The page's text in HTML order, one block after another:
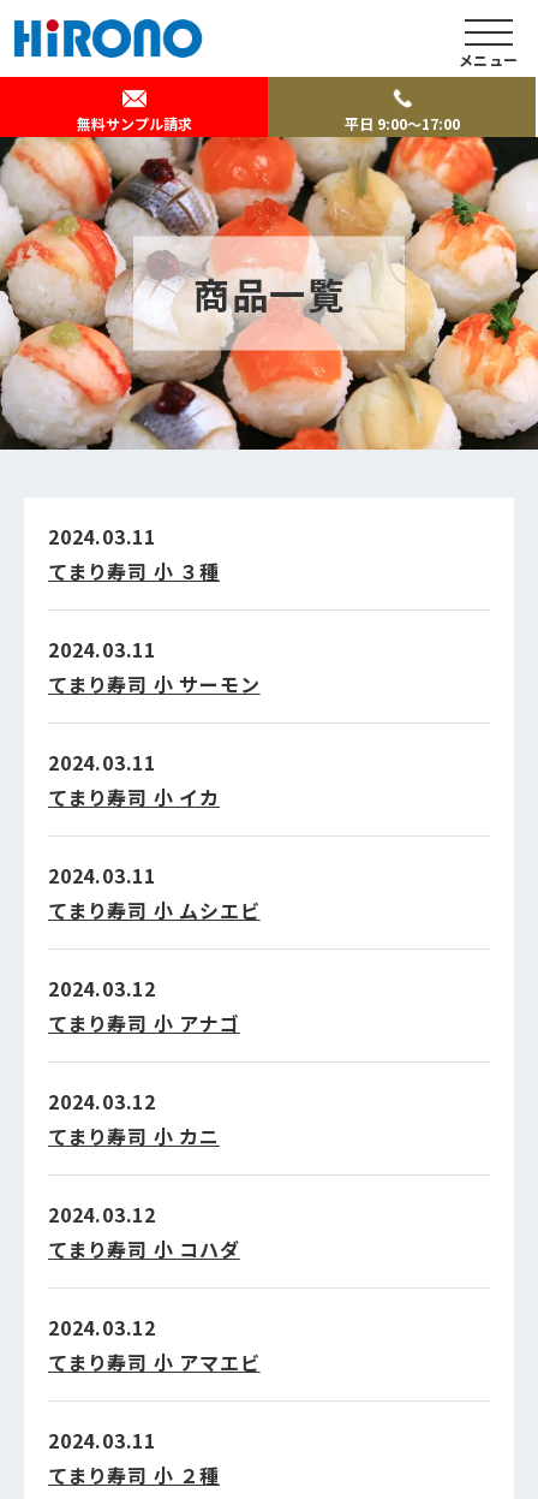
無料サンプル請求 平日 9:00～17:00
メニュー
商品一覧
2024.03.11
てまり寿司 小 ３種
2024.03.11
てまり寿司 小 サーモン
2024.03.11
てまり寿司 小 イカ
2024.03.11
てまり寿司 小 ムシエビ
2024.03.12
てまり寿司 小 アナゴ
2024.03.12
てまり寿司 小 カニ
2024.03.12
てまり寿司 小 コハダ
2024.03.12
てまり寿司 小 アマエビ
2024.03.11
てまり寿司 小 ２種